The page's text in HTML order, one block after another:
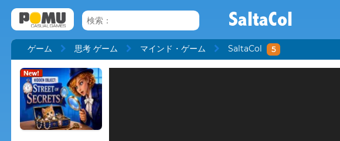
SaltaCol
ゲーム 思考 ゲーム マインド・ゲーム SaltaCol 5